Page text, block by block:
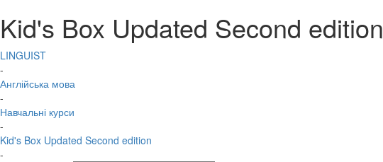
Kid's Box Updated Second edition
LINGUIST
-
Англійська мова
-
Навчальні курси
-
Kid's Box Updated Second edition
-